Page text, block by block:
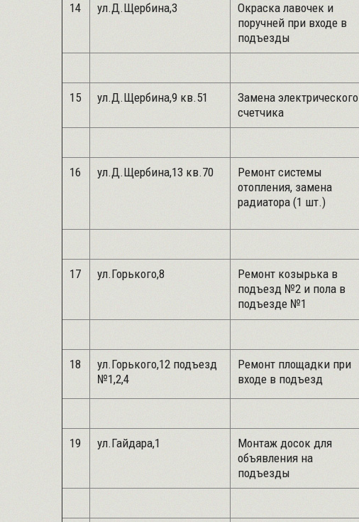
14 ул.Д.Щербина,3
Окраска лавочек и
поручней при входе в
подъезды
15 ул.Д.Щербина,9 кв.51
Замена электрического
счетчика
16 ул.Д.Щербина,13 кв.70
Ремонт системы
отопления, замена
радиатора (1 шт.)
17 ул.Горького,8
Ремонт козырька в
подъезд №2 и пола в
подъезде №1
18
ул.Горького,12 подъезд
№1,2,4
Ремонт площадки при
входе в подъезд
19 ул.Гайдара,1
Монтаж досок для
объявления на
подъезды